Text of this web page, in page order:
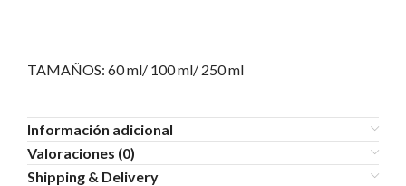
TAMAÑOS: 60 ml/ 100 ml/ 250 ml
Información adicional
Valoraciones (0)
Shipping & Delivery